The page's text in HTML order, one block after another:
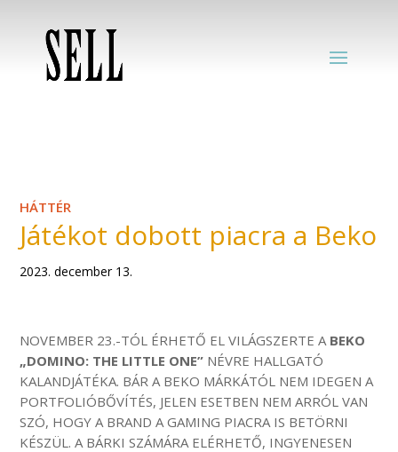
HÁTTÉR
Játékot dobott piacra a Beko
2023. december 13.
NOVEMBER 23.-TÓL ÉRHETŐ EL VILÁGSZERTE A BEKO
„DOMINO: THE LITTLE ONE” NÉVRE HALLGATÓ
KALANDJÁTÉKA. BÁR A BEKO MÁRKÁTÓL NEM IDEGEN A
PORTFOLIÓBŐVÍTÉS, JELEN ESETBEN NEM ARRÓL VAN
SZÓ, HOGY A BRAND A GAMING PIACRA IS BETÖRNI
KÉSZÜL. A BÁRKI SZÁMÁRA ELÉRHETŐ, INGYENESEN